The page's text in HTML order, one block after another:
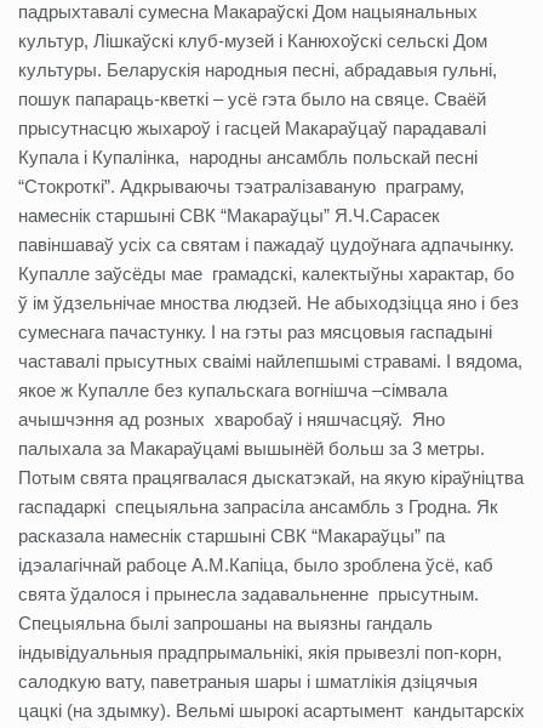
падрыхтавалі сумесна Макараўскі Дом нацыянальных
культур, Лішкаўскі клуб-музей і Канюхоўскі сельскі Дом
культуры. Беларускія народныя песні, абрадавыя гульні,
пошук папараць-кветкі – усё гэта было на свяце. Сваёй
прысутнасцю жыхароў і гасцей Макараўцаў парадавалі
Купала і Купалінка, народны ансамбль польскай песні
“Стокроткі”. Адкрываючы тэатралізаваную праграму,
намеснік старшыні СВК “Макараўцы” Я.Ч.Сарасек
павіншаваў усіх са святам і пажадаў цудоўнага адпачынку.
Купалле заўсёды мае грамадскі, калектыўны характар, бо
ў ім ўдзельнічае мноства людзей. Не абыходзіцца яно і без
сумеснага пачастунку. І на гэты раз мясцовыя гаспадыні
частавалі прысутных сваімі найлепшымі стравамі. І вядома,
якое ж Купалле без купальскага вогнішча –сімвала
ачышчэння ад розных хваробаў і няшчасцяў. Яно
палыхала за Макараўцамі вышынёй больш за 3 метры.
Потым свята працягвалася дыскатэкай, на якую кіраўніцтва
гаспадаркі спецыяльна запрасіла ансамбль з Гродна. Як
расказала намеснік старшыні СВК “Макараўцы” па
ідэалагічнай рабоце А.М.Капіца, было зроблена ўсё, каб
свята ўдалося і прынесла задавальненне прысутным.
Спецыяльна былі запрошаны на выязны гандаль
індывідуальныя прадпрымальнікі, якія прывезлі поп-корн,
салодкую вату, паветраныя шары і шматлікія дзіцячыя
цацкі (на здымку). Вельмі шырокі асартымент кандытарскіх